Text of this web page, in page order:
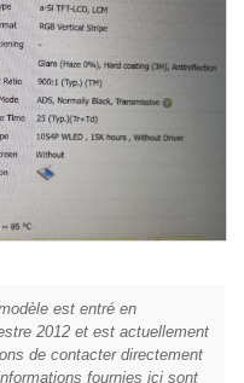
est entré en
2012 et est actuellement
de contacter directement
fournies ici sont